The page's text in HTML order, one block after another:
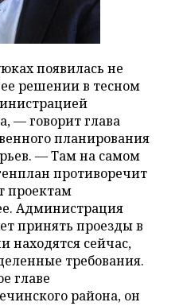
появилась не
решении в тесном
— говорит глава
планирования
— Там на самом
противоречит
проектам
Администрация
принять проезды в
находятся сейчас,
требования.
главе
района, он